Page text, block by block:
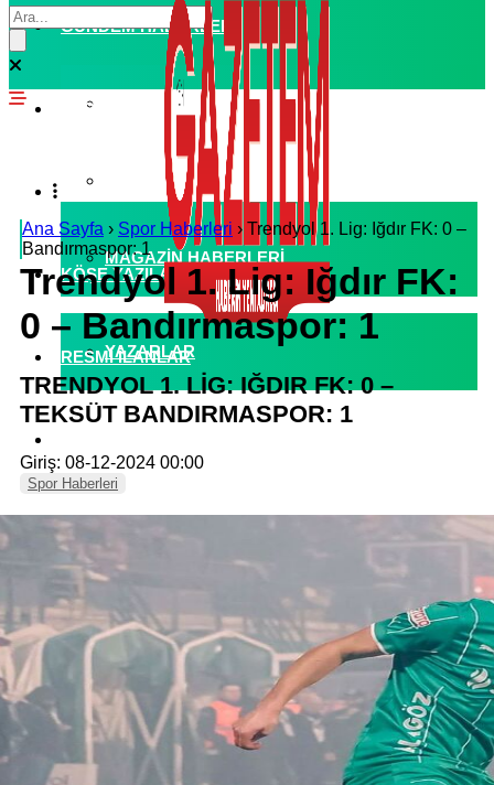
GÜNDEM HABERLERI
EKONOMI HABERLERI
POLITIKA HABERLERI
MAGAZIN HABERLERI
SPOR HABERLERI
RÖPORTAJLAR
KÖŞE YAZILARI
YAZARLAR
RESMI İLANLAR
Ana Sayfa › Spor Haberleri › Trendyol 1. Lig: Iğdır FK: 0 –
Bandırmaspor: 1
Trendyol 1. Lig: Iğdır FK:
0 – Bandırmaspor: 1
TRENDYOL 1. LİG: IĞDIR FK: 0 –
TEKSÜT BANDIRMASPOR: 1
Giriş: 08-12-2024 00:00
Spor Haberleri